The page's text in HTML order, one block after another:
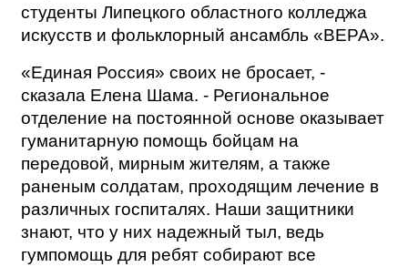
студенты Липецкого областного колледжа
искусств и фольклорный ансамбль «ВЕРА».
«Единая Россия» своих не бросает, -
сказала Елена Шама. - Региональное
отделение на постоянной основе оказывает
гуманитарную помощь бойцам на
передовой, мирным жителям, а также
раненым солдатам, проходящим лечение в
различных госпиталях. Наши защитники
знают, что у них надежный тыл, ведь
гумпомощь для ребят собирают все